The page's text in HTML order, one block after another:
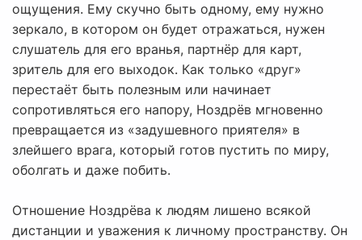
ощущения. Ему скучно быть одному, ему нужно
зеркало, в котором он будет отражаться, нужен
слушатель для его вранья, партнёр для карт,
зритель для его выходок. Как только «друг»
перестаёт быть полезным или начинает
сопротивляться его напору, Ноздрёв мгновенно
превращается из «задушевного приятеля» в
злейшего врага, который готов пустить по миру,
оболгать и даже побить.
Отношение Ноздрёва к людям лишено всякой
дистанции и уважения к личному пространству. Он